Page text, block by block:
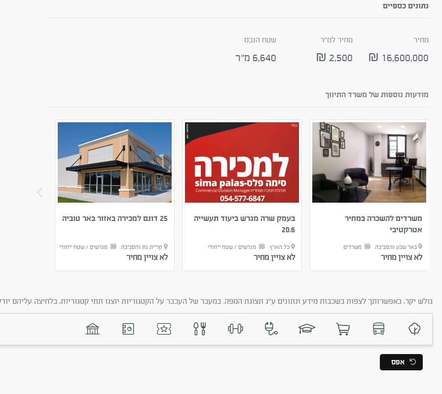
נתונים כספיים
מחיר
16,600,000 ₪
מחיר למ"ר
2,500 ₪
שטח הנכס
6,640 מ"ר
מודעות נוספות של משרד התיווך
משרדים להשכרה במחיר
אטרקטיבי
באר שבע והסביבה משרדים
לא צויין מחיר
בעמק שרה מגרש ביעוד תעשייה
20.6
כל הארץ מגרשים / שטח ייחודי
לא צויין מחיר
25 דונם למכירה באזור באר טוביה
קריית גת והסביבה מגרשים / שטח ייחודי
לא צויין מחיר
גולש יקר, באפשרותך לצפות בשכבות מידע ונתונים ע"ג תצוגת המפה. במעבר של העכבר על הקטגוריות יוצגו תתי קטגוריות, בלחיצה עליהם
אפס